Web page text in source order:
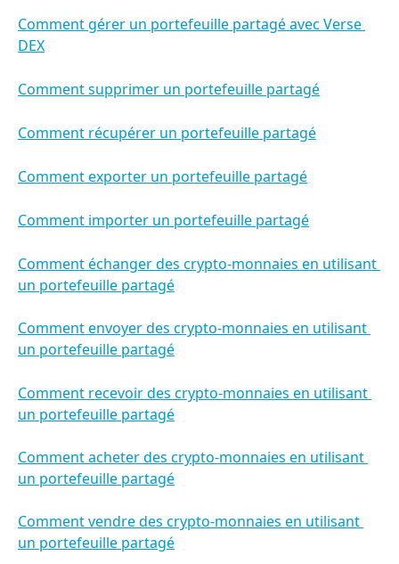
Comment gérer un portefeuille partagé avec Verse
DEX
Comment supprimer un portefeuille partagé
Comment récupérer un portefeuille partagé
Comment exporter un portefeuille partagé
Comment importer un portefeuille partagé
Comment échanger des crypto-monnaies en utilisant
un portefeuille partagé
Comment envoyer des crypto-monnaies en utilisant
un portefeuille partagé
Comment recevoir des crypto-monnaies en utilisant
un portefeuille partagé
Comment acheter des crypto-monnaies en utilisant
un portefeuille partagé
Comment vendre des crypto-monnaies en utilisant
un portefeuille partagé